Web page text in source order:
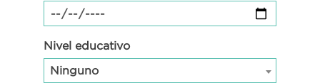
Nivel educativo
Ninguno